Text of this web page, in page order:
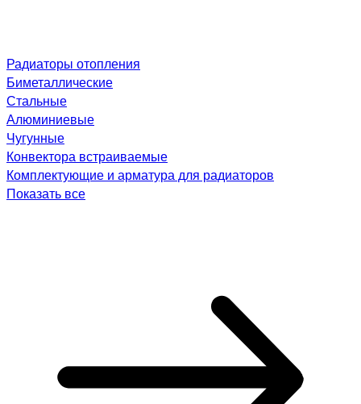
Радиаторы отопления
Биметаллические
Стальные
Алюминиевые
Чугунные
Конвектора встраиваемые
Комплектующие и арматура для радиаторов
Показать все